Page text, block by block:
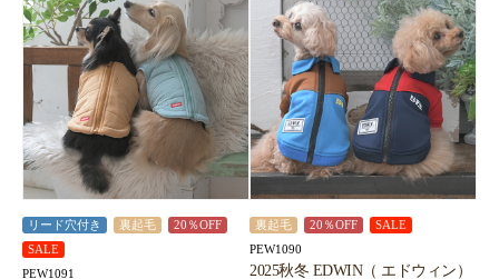
リード穴付き 裏起毛
20％OFF
SALE
PEW1091
裏起毛 20％OFF SALE
PEW1090
2025秋冬 EDWIN（ エドウィン）